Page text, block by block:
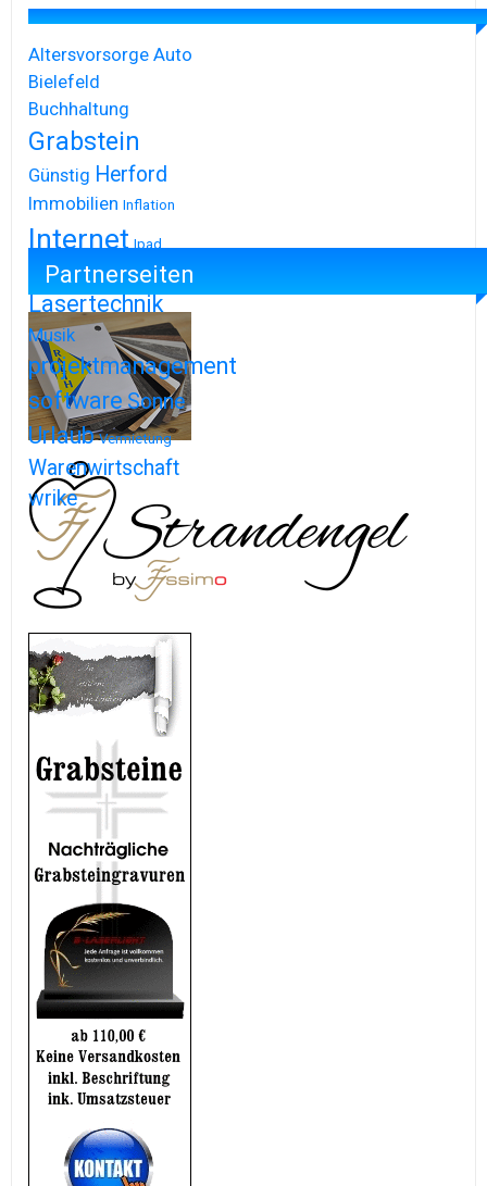
Altersvorsorge Auto
Bielefeld
Buchhaltung
Grabstein
Günstig Herford
Immobilien Inflation
Internet Ipad
Iphone
Lasertechnik
Musik
projektmanagement
softwareSonne
Urlaub Vermietung
Warenwirtschaft
wrike
Partnerseiten